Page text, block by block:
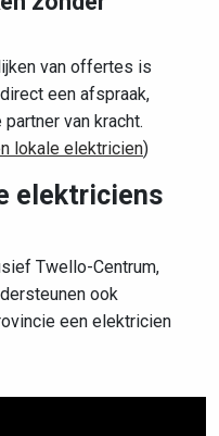
van offertes is
een afspraak,
van kracht.
lokale elektricien)
elektriciens
Twello-Centrum,
ook
een elektricien